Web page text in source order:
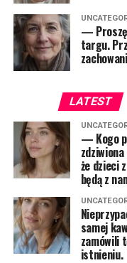
—
targu.
LATEST
— Kogo
że dzieci
będą z
samej
zamówili
istnieniu.